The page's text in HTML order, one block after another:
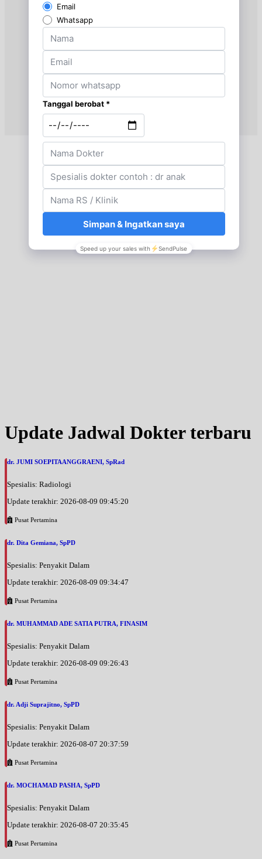
Kamis, 03/09/2026
Jam 18:30 - 19:30
Senin, 07/09/2026
Jam 18:30 - 19:30
Update Jadwal Dokter terbaru
dr. JUMI SOEPITAANGGRAENI, SpRad
Spesialis: Radiologi
Update terakhir: 2026-08-09 09:45:20
Pusat Pertamina
dr. Dita Gemiana, SpPD
Spesialis: Penyakit Dalam
Update terakhir: 2026-08-09 09:34:47
Pusat Pertamina
dr. MUHAMMAD ADE SATIA PUTRA, FINASIM
Spesialis: Penyakit Dalam
Update terakhir: 2026-08-09 09:26:43
Pusat Pertamina
dr. Adji Suprajitno, SpPD
Spesialis: Penyakit Dalam
Update terakhir: 2026-08-07 20:37:59
Pusat Pertamina
dr. MOCHAMAD PASHA, SpPD
Spesialis: Penyakit Dalam
Update terakhir: 2026-08-07 20:35:45
Pusat Pertamina